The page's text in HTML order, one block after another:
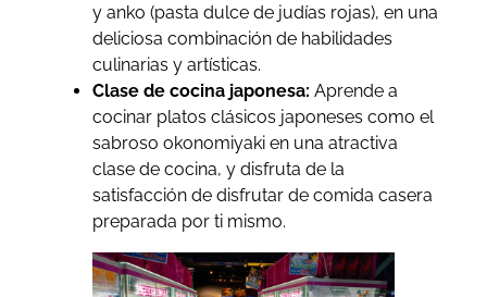
y anko (pasta dulce de judías rojas), en una
deliciosa combinación de habilidades
culinarias y artísticas.
Clase de cocina japonesa: Aprende a
cocinar platos clásicos japoneses como el
sabroso okonomiyaki en una atractiva
clase de cocina, y disfruta de la
satisfacción de disfrutar de comida casera
preparada por ti mismo.